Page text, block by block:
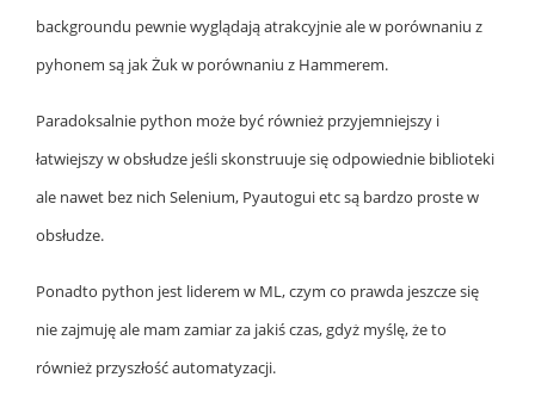
backgroundu pewnie wyglądają atrakcyjnie ale w porównaniu z
pyhonem są jak Żuk w porównaniu z Hammerem.
Paradoksalnie python może być również przyjemniejszy i
łatwiejszy w obsłudze jeśli skonstruuje się odpowiednie biblioteki
ale nawet bez nich Selenium, Pyautogui etc są bardzo proste w
obsłudze.
Ponadto python jest liderem w ML, czym co prawda jeszcze się
nie zajmuję ale mam zamiar za jakiś czas, gdyż myślę, że to
również przyszłość automatyzacji.